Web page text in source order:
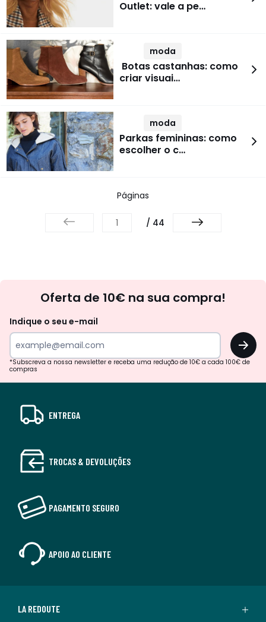
Outlet: vale a pe…
moda
Botas castanhas: como
criar visuai…
moda
Parkas femininas: como
escolher o c…
Páginas
/ 44
Oferta de 10€ na sua compra!
Indique o seu e-mail
OK
*Subscreva a nossa newsletter e receba uma redução de 10€ a cada 100€ de
compras
ENTREGA
TROCAS & DEVOLUÇÕES
PAGAMENTO SEGURO
APOIO AO CLIENTE
LA REDOUTE